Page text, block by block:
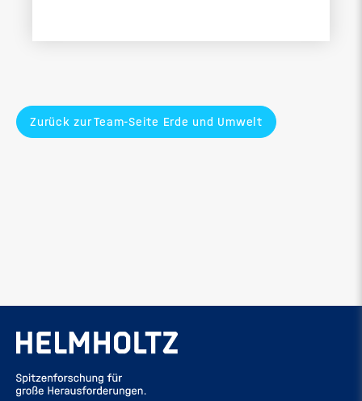
Zurück zur Team-Seite Erde und Umwelt